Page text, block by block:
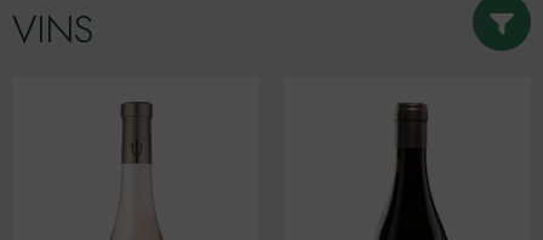
VINS
AMERIQUE DU NORD